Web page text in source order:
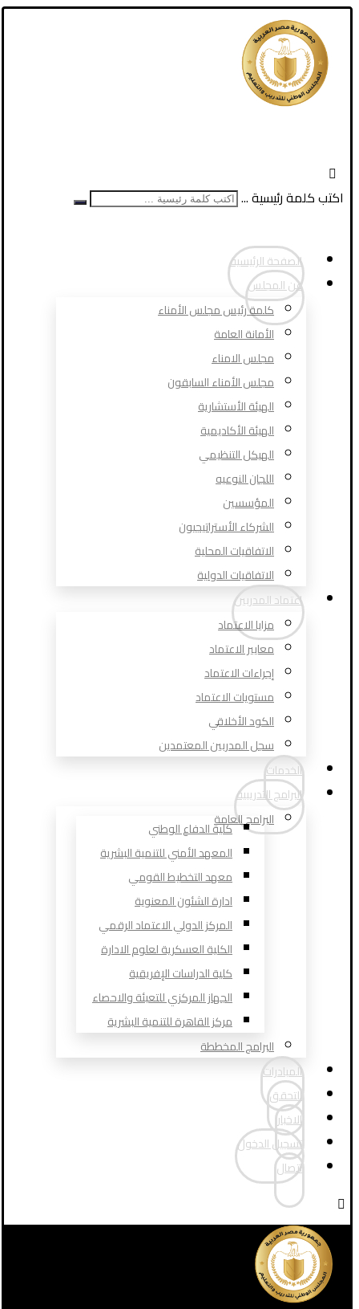
اكتب كلمة رئيسية ...
الصفحة الرئيسية
عن المجلس
كلمة رئيس مجلس الأمناء
الأمانة العامة
مجلس الامناء
مجلس الأمناء السابقون
الهيئة الأستشارية
الهيئة الأكاديمية
الهيكل التنظيمي
اللجان النوعيه
المؤسسين
الشركاء الأستراتيجيون
الاتفاقيات المحلية
الاتفاقيات الدولية
اعتماد المدربين
مزايا الاعتماد
معايير الاعتماد
إجراءات الاعتماد
مستويات الاعتماد
الكود الأخلاقي
سجل المدربين المعتمدين
الخدمات
البرامج التدريبية
البرامج العامةكلية الدفاع الوطني
المعهد الأمني للتنمية البشرية
معهد التخطيط القومي
ادارة الشئون المعنوية
المركز الدولي الاعتماد الرقمي
الكلية العسكرية لعلوم الادارة
كلية الدراسات الإفريقية
الجهاز المركزي للتعبئة والاحصاء
مركز القاهرة للتنمية البشرية
البرامج المخططة
المبادرات
التحقق
الاخبار
تسجيل الدخول
اتصال